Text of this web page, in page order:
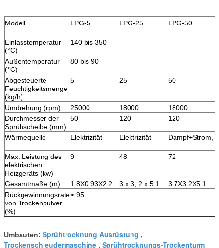
Modell LPG-5 LPG-25 LPG-50
Einlasstemperatur
(°C)
140 bis 350
Außentemperatur
(°C)
80 bis 90
Abgesteuerte
Feuchtigkeitsmenge
(kg/h)
5 25 50
Umdrehung (rpm) 25000 18000 18000
Durchmesser der
Sprühscheibe (mm)
50 120 120
Wärmequelle Elektrizität Elektrizität Dampf+Strom,
Max. Leistung des
elektrischen
Heizgeräts (kw)
9 48 72
Gesamtmaße (m) 1.8X0.93X2.2 3 x 3, 2 x 5.1 3.7X3.2X5.1
Rückgewinnungsrate
von Trockenpulver
(%)
≥ 95
Umbauten: Sprühtrocknung Ausrüstung ,
Trockenschleudermaschine , Sprühtrocknungs-Trockenturm